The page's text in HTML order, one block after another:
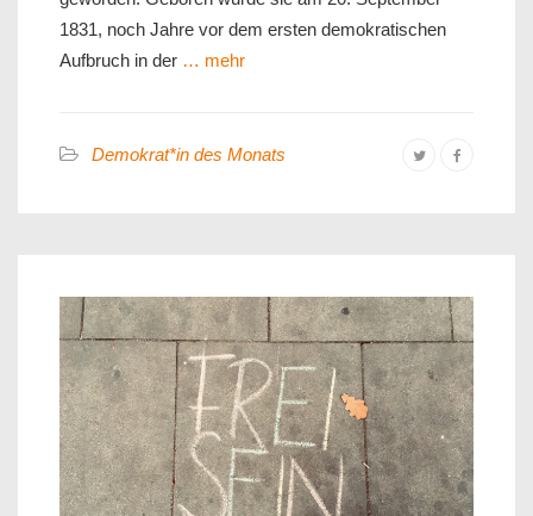
1831, noch Jahre vor dem ersten demokratischen
Aufbruch in der … mehr
Demokrat*in des Monats